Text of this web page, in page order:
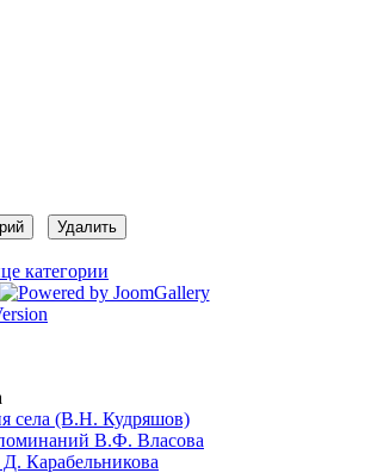
категории
села (В.Н. Кудряшов)
В.Ф. Власова
Карабельникова